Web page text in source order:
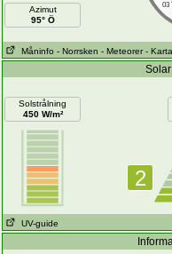
Azimut
95° Ö
03
Måninfo - Norrsken - Meteorer - Karta
Solstrålning
450 W/m²
2
UV-guide